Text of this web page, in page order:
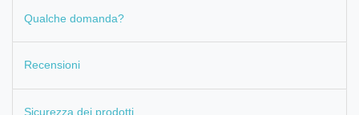
Qualche domanda?
Recensioni
Sicurezza dei prodotti